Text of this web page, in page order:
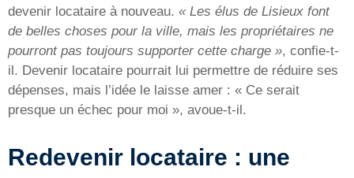
devenir locataire à nouveau. « Les élus de Lisieux font
de belles choses pour la ville, mais les propriétaires ne
pourront pas toujours supporter cette charge », confie-t-
il. Devenir locataire pourrait lui permettre de réduire ses
dépenses, mais l’idée le laisse amer : « Ce serait
presque un échec pour moi », avoue-t-il.
Redevenir locataire : une